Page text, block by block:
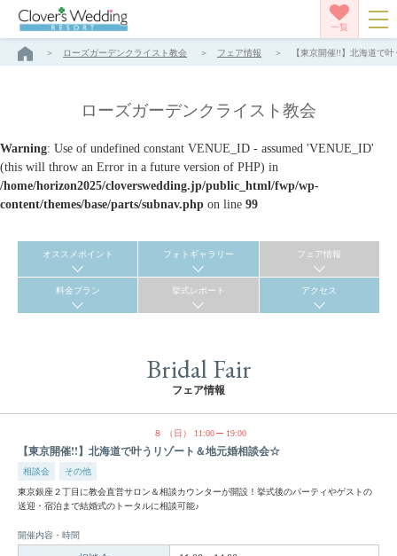
一覧
ローズガーデンクライスト教会 フェア情報 【東京開催!!】北海道で
ローズガーデンクライスト教会
Warning: Use of undefined constant VENUE_ID - assumed 'VENUE_ID'
(this will throw an Error in a future version of PHP) in
/home/horizon2025/cloverswedding.jp/public_html/fwp/wp-
content/themes/base/parts/subnav.php on line 99
オススメポイント フォトギャラリー フェア情報
料金プラン 挙式レポート アクセス
Bridal Fair
フェア情報
８ （日） 11:00 19:00
【東京開催!!】北海道で叶うリゾート＆地元婚相談会☆
相談会 その他
東京銀座２丁目に教会直営サロン＆相談カウンターが開設！挙式後のパーティやゲストの
送迎・宿泊まで結婚式のトータルに相談可能♪
開催内容・時間